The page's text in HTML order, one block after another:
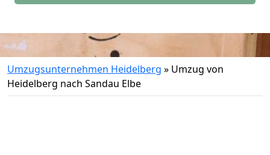
Umzugsunternehmen Heidelberg » Umzug von
Heidelberg nach Sandau Elbe